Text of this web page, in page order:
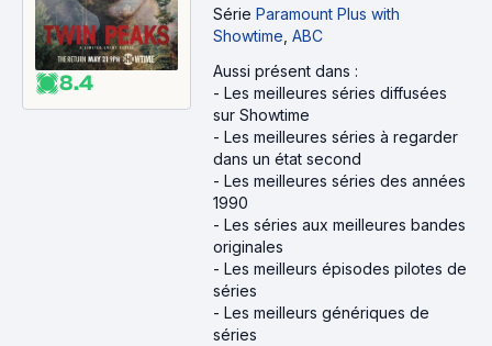
8.4
Série Paramount Plus with
Showtime ABC
Aussi présent dans :
- Les meilleures séries diffusées
sur Showtime
- Les meilleures séries à regarder
dans un état second
- Les meilleures séries des années
1990
- Les séries aux meilleures bandes
originales
- Les meilleurs épisodes pilotes de
séries
- Les meilleurs génériques de
séries